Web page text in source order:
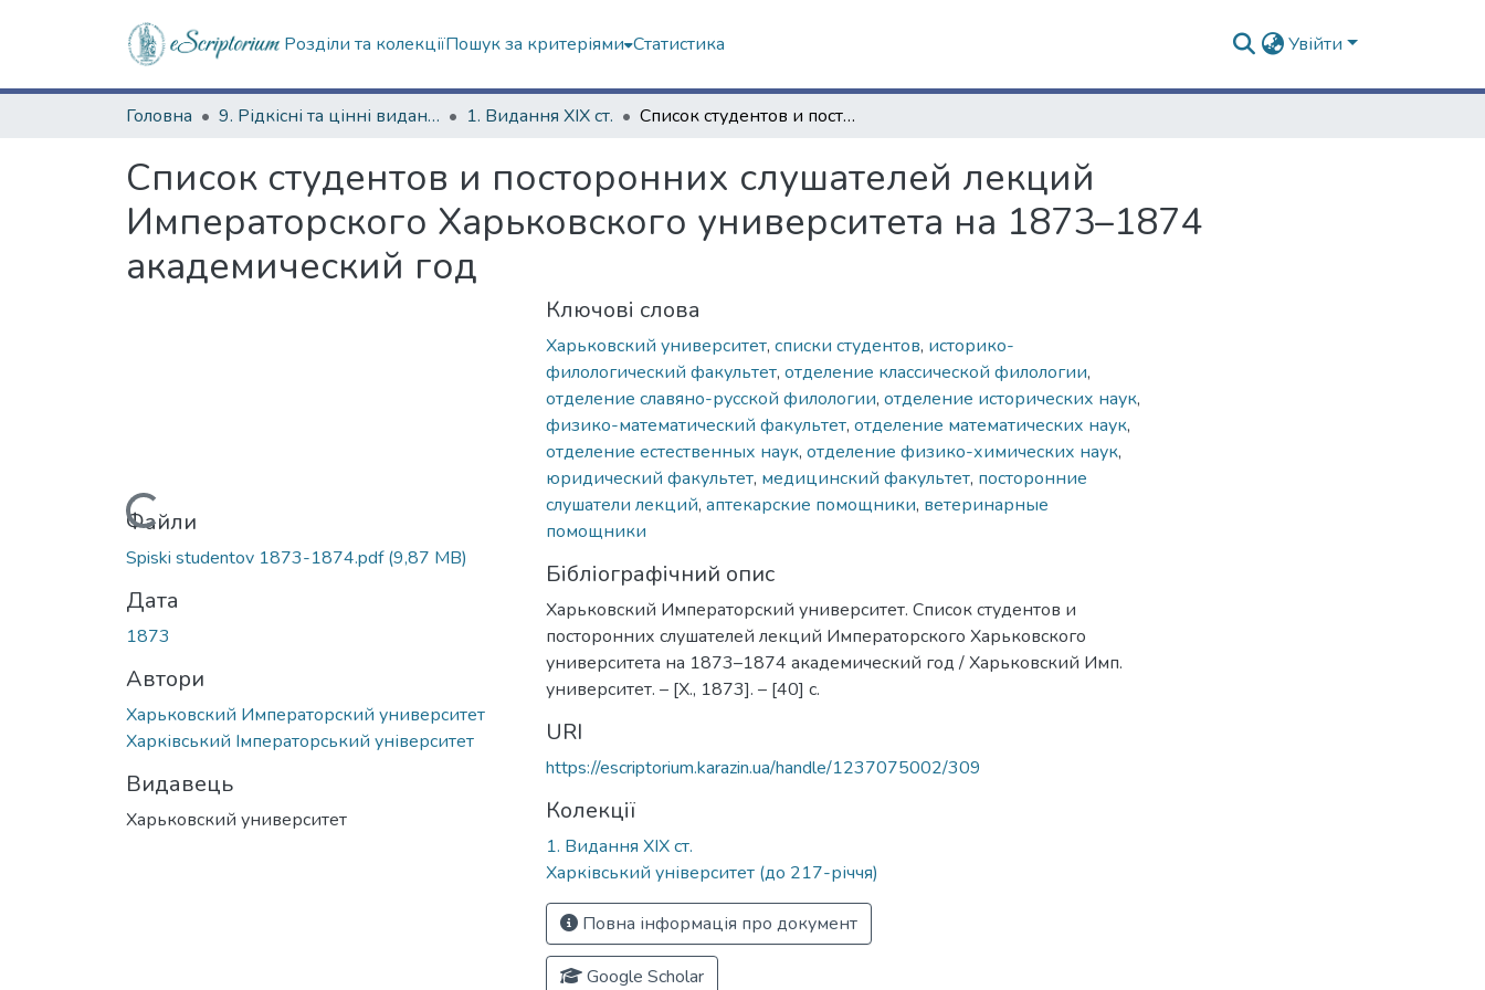
Розділи та колекціїПошук за критеріями Статистика Увійти
Головна 9. Рідкісні та цінні видання 1. Видання ХІХ ст. Список студентов и посторонних слушателей лекций Императорского Харьковского университета на 1873–1874 академический год
Список студентов и посторонних слушателей лекций
Императорского Харьковского университета на 1873–1874
академический год
Вантажиться...
Файли
Spiski studentov 1873-1874.pdf(9,87 MB)
Дата
1873
Автори
Харьковский Императорский университет
Харківський Імператорський університет
Видавець
Харьковский университет
Ключові слова
Харьковский университет, списки студентов, историко-
филологический факультет, отделение классической филологии,
отделение славяно-русской филологии, отделение исторических наук,
физико-математический факультет, отделение математических наук,
отделение естественных наук, отделение физико-химических наук,
юридический факультет, медицинский факультет, посторонние
слушатели лекций, аптекарские помощники, ветеринарные
помощники
Бібліографічний опис
Харьковский Императорский университет. Список студентов и
посторонних слушателей лекций Императорского Харьковского
университета на 1873–1874 академический год / Харьковский Имп.
университет. – [Х., 1873]. – [40] с.
URI
https://escriptorium.karazin.ua/handle/1237075002/309
Колекції
1. Видання ХІХ ст.
Харківський університет (до 217-річчя)
Повна інформація про документ
Google Scholar